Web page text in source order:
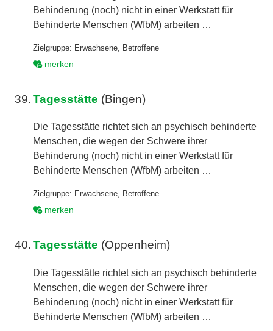
Behinderung (noch) nicht in einer Werkstatt für
Behinderte Menschen (WfbM) arbeiten …
Zielgruppe: Erwachsene
Betroffene
merken
39. Tagesstätte (Bingen)
Die Tagesstätte richtet sich an psychisch behinderte
Menschen, die wegen der Schwere ihrer
Behinderung (noch) nicht in einer Werkstatt für
Behinderte Menschen (WfbM) arbeiten …
Zielgruppe: Erwachsene, Betroffene
merken
40. Tagesstätte (Oppenheim)
Die Tagesstätte richtet sich an psychisch behinderte
Menschen, die wegen der Schwere ihrer
Behinderung (noch) nicht in einer Werkstatt für
Behinderte Menschen (WfbM) arbeiten …